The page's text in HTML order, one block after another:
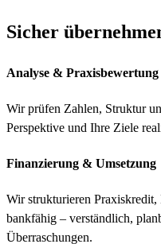
Sicher
Analyse & Praxisbewertung
Wir prüfen Zahlen, Struktur
Perspektive und Ihre Ziele
Finanzierung & Umsetzung
Wir strukturieren
bankfähig – verständlich,
Überraschungen.